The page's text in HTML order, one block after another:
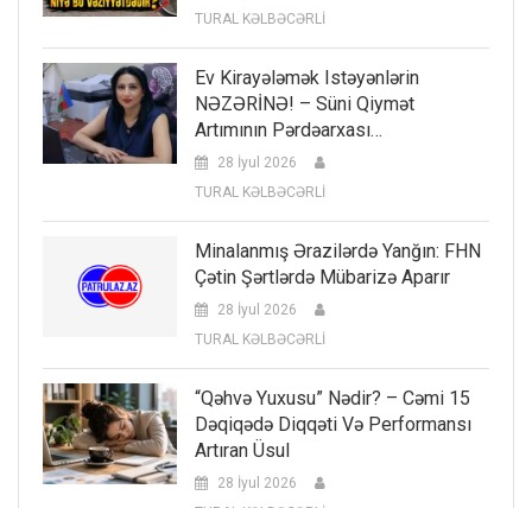
TURAL KƏLBƏCƏRLİ
Ev Kirayələmək Istəyənlərin
NƏZƏRİNƏ! – Süni Qiymət
Artımının Pərdəarxası…
28 İyul 2026
TURAL KƏLBƏCƏRLİ
Minalanmış Ərazilərdə Yanğın: FHN
Çətin Şərtlərdə Mübarizə Aparır
28 İyul 2026
TURAL KƏLBƏCƏRLİ
“Qəhvə Yuxusu” Nədir? – Cəmi 15
Dəqiqədə Diqqəti Və Performansı
Artıran Üsul
28 İyul 2026